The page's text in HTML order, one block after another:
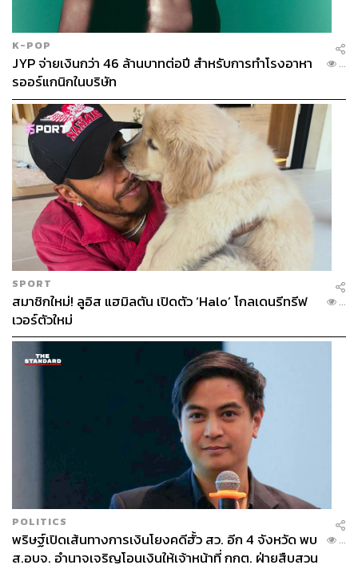
K-POP
JYP จ่ายเงินกว่า 46 ล้านบาทต่อปี สำหรับการทำโรงอาหา
รออร์แกนิกในบริษัท
...
SPORT
สมาชิกใหม่! ลูอิส แฮมิลตัน เปิดตัว ‘Halo’ โกลเดนรีทรีฟ
เวอร์ตัวใหม่
...
POLITICS
พริษฐ์เปิดเส้นทางการเงินโยงคดีฮั้ว สว. อีก 4 จังหวัด พบ
ส.อบจ. อำนาจเจริญโอนเงินให้เจ้าหน้าที่ กกต. ฝ่ายสืบสวน
...